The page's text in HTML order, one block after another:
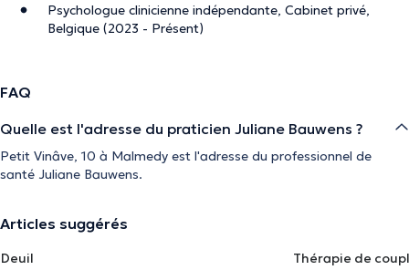
Psychologue clinicienne indépendante, Cabinet privé,
Belgique (2023 - Présent)
FAQ
Quelle est l'adresse du praticien Juliane Bauwens ?
Petit Vinâve, 10 à Malmedy est l'adresse du professionnel de
santé Juliane Bauwens.
Articles suggérés
Deuil
Thérapie de